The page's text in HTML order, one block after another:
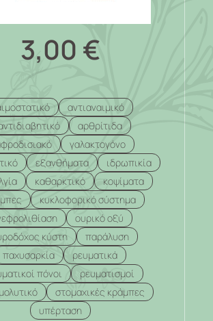
3,00 €
αντιαναιμικό
αρθρίτιδα
γαλακτογόνο
εξανθήματα
ιδρωπικία
καθαρκτικό
κοψίματα
κυκλοφορικό σύστημα
ουρικό οξύ
κύστη
παράλυση
παχυσαρκία
ρευματικά
πόνοι
ρευματισμοί
στομαχικές κράμπες
υπέρταση